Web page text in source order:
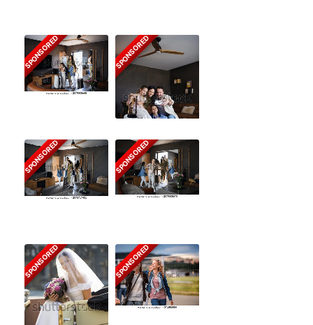
SPONSORED SPONSORED
SPONSORED SPONSORED
SPONSORED SPONSORED